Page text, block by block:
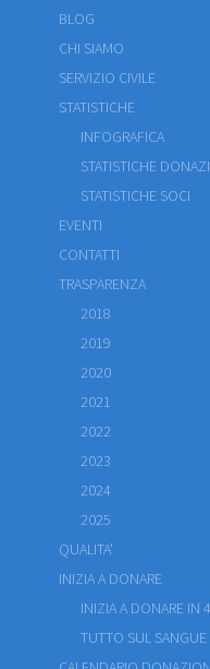
BLOG
CHI SIAMO
SERVIZIO CIVILE
STATISTICHE
INFOGRAFICA
STATISTICHE
STATISTICHE SOCI
EVENTI
CONTATTI
TRASPARENZA
2018
2019
2020
2021
2022
2023
2024
2025
QUALITA'
INIZIA A DONARE
INIZIA A DONARE IN
TUTTO SUL SANGUE